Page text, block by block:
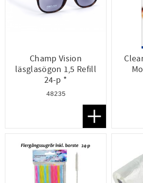
Champ Vision
läsglasögon 1,5 Refill
24-p *
48235
Lägg till i